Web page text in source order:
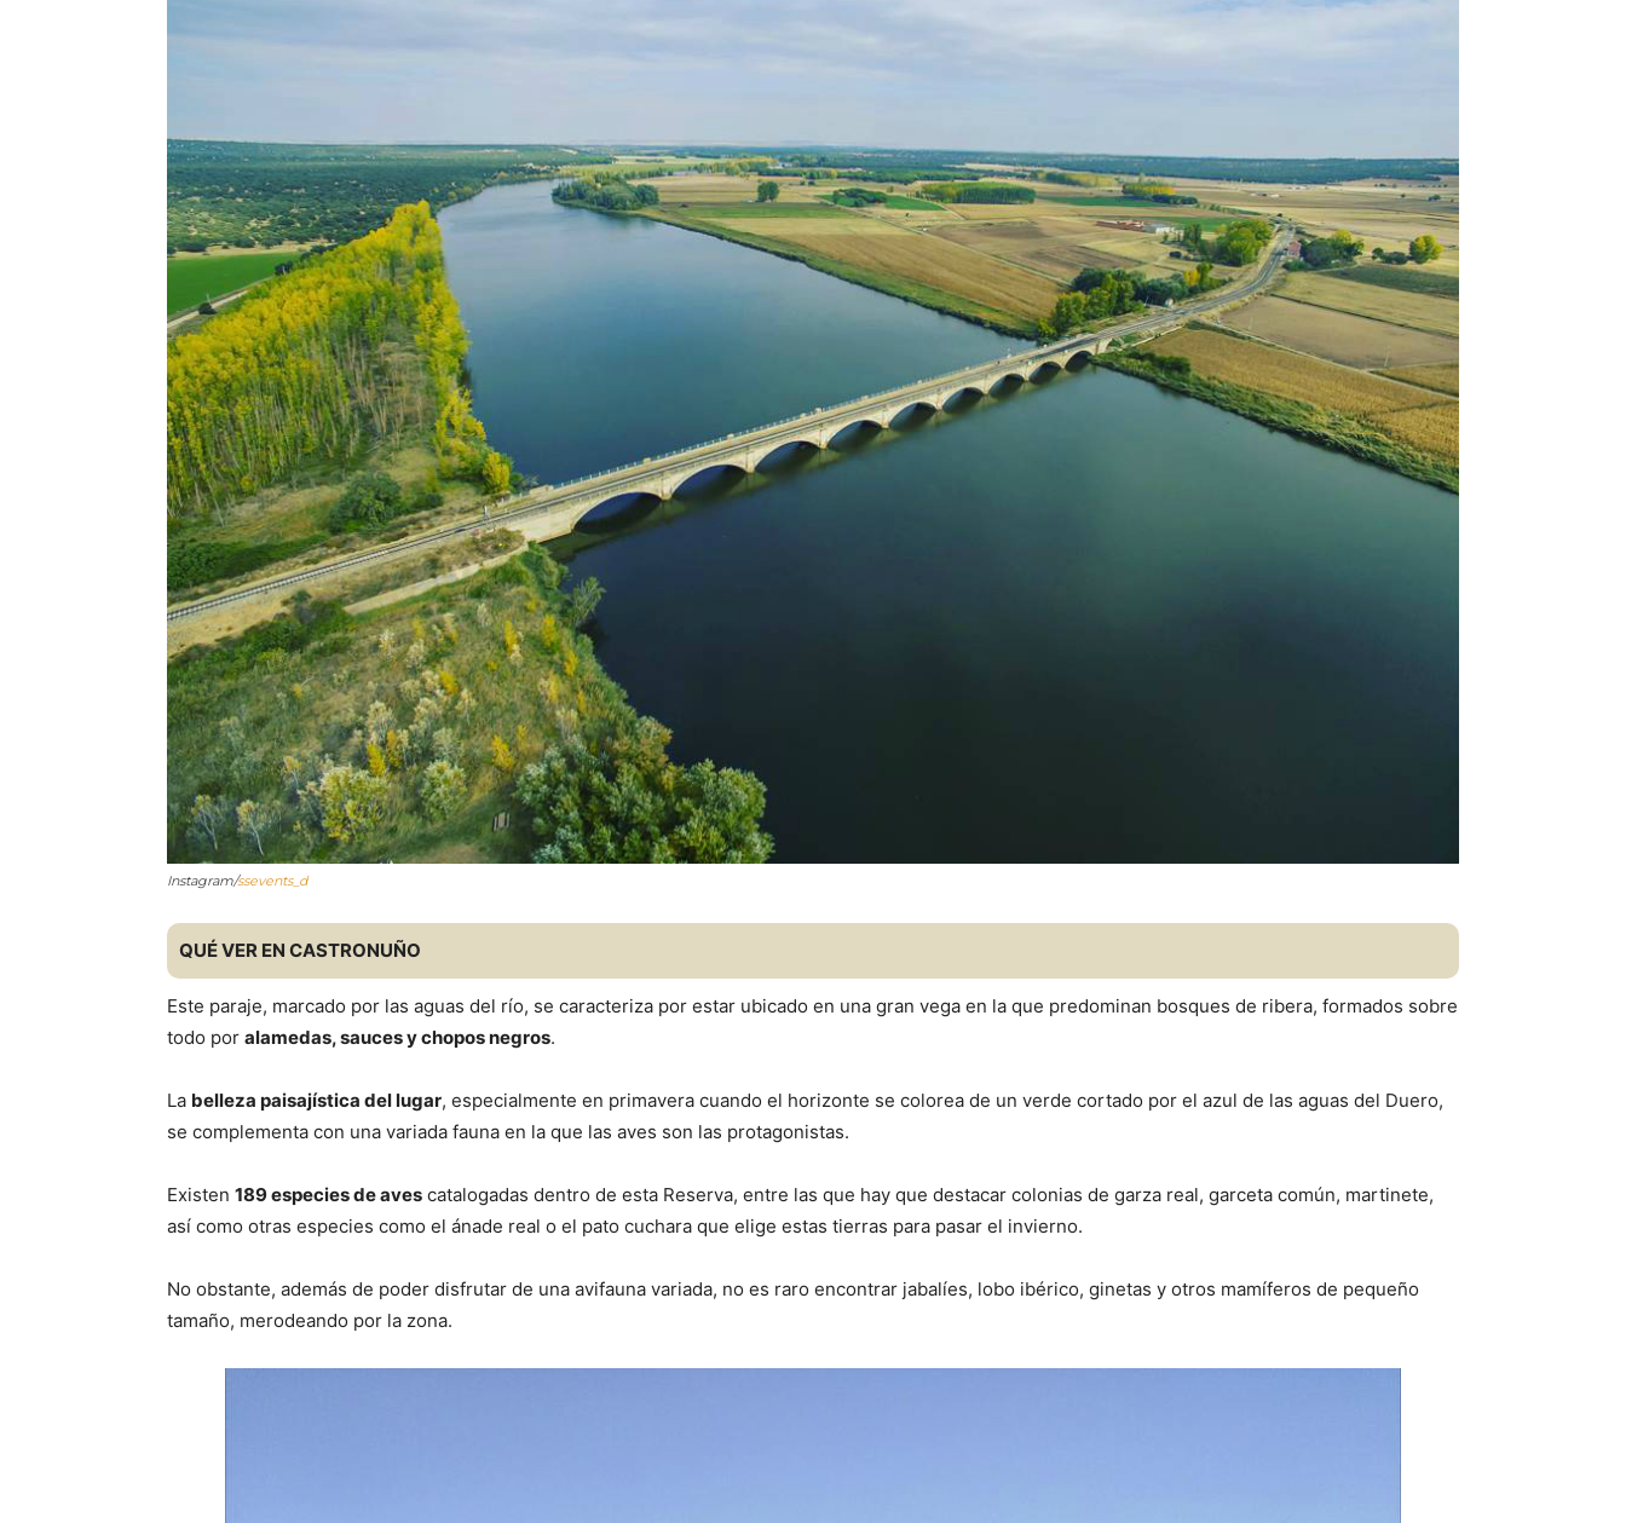
Instagram/ssevents_d
QUÉ VER EN CASTRONUÑO
Este paraje, marcado por las aguas del río, se caracteriza por estar ubicado en una gran vega en la que predominan bosques de ribera, formados sobre
todo por alamedas, sauces y chopos negros.
La belleza paisajística del lugar, especialmente en primavera cuando el horizonte se colorea de un verde cortado por el azul de las aguas del Duero,
se complementa con una variada fauna en la que las aves son las protagonistas.
Existen 189 especies de aves catalogadas dentro de esta Reserva, entre las que hay que destacar colonias de garza real, garceta común, martinete,
así como otras especies como el ánade real o el pato cuchara que elige estas tierras para pasar el invierno.
No obstante, además de poder disfrutar de una avifauna variada, no es raro encontrar jabalíes, lobo ibérico, ginetas y otros mamíferos de pequeño
tamaño, merodeando por la zona.